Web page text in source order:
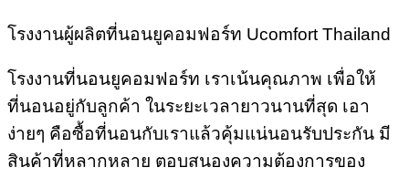
โรงงานผู้ผลิตที่นอนยูคอมฟอร์ท Ucomfort Thailand
โรงงานที่นอนยูคอมฟอร์ท เราเน้นคุณภาพ เพื่อให้
ที่นอนอยู่กับลูกค้า ในระยะเวลายาวนานที่สุด เอา
ง่ายๆ คือซื้อที่นอนกับเราแล้วคุ้มแน่นอนรับประกัน มี
สินค้าที่หลากหลาย ตอบสนองความต้องการของ